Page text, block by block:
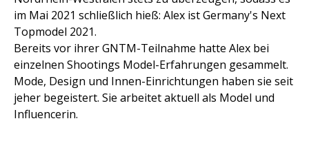
im Mai 2021 schließlich hieß: Alex ist Germany's Next
Topmodel 2021.
Bereits vor ihrer GNTM-Teilnahme hatte Alex bei
einzelnen Shootings Model-Erfahrungen gesammelt.
Mode, Design und Innen-Einrichtungen haben sie seit
jeher begeistert. Sie arbeitet aktuell als Model und
Influencerin.